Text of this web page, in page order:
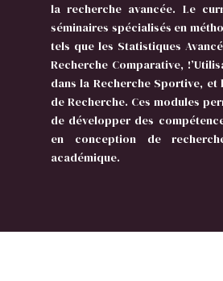
la recherche avancée. Le
séminaires spécialisés en
tels que les Statistiques
Recherche Comparative,
dans la Recherche Sportive, et
de Recherche. Ces modules
de développer des
en conception de
académique.